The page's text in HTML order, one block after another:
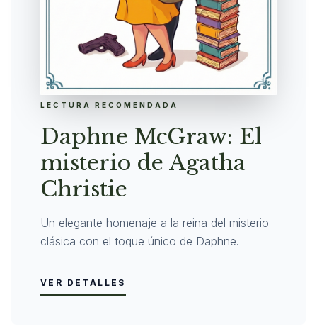
LECTURA RECOMENDADA
Daphne McGraw: El
misterio de Agatha
Christie
Un elegante homenaje a la reina del misterio
clásica con el toque único de Daphne.
VER DETALLES